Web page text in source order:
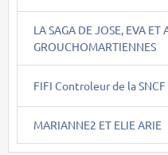
LA SAGA DE JOSE, EVA ET
GROUCHOMARTIENNES
FIFI Controleur de la SNCF
MARIANNE2 ET ELIE ARIE